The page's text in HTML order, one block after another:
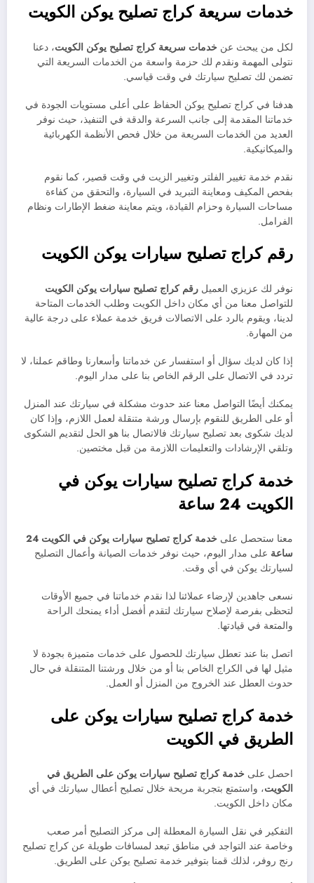
خدمات سريعة كراج تصليح يوكن الكويت
لكل من يبحث عن خدمات سريعة كراج تصليح يوكن الكويت، دعنا
نتولى المهمة ونقدم لك حزمة واسعة من الخدمات السريعة التي
تضمن لك تصليح سيارتك في وقت قياسي.
هدفنا في كراج تصليح يوكن الحفاظ على أعلى مستويات الجودة في
خدماتنا المقدمة إلى جانب السرعة والدقة في التنفيذ، حيث نوفر
العديد من الخدمات السريعة من خلال فحص الأنظمة الكهربائية
والميكانيكية.
نقدم خدمة تغيير الفلتر وتغيير الزيت في وقت قصير، كما نقوم
بفحص المكيف ومعاينة التبريد في السيارة، والتحقق من كفاءة
مساحات السيارة وحزام القيادة، ويتم معاينة ضغط الإطارات ونظام
الفرامل.
رقم كراج تصليح سيارات يوكن الكويت
نوفر لك عزيزي العميل رقم كراج تصليح سيارات يوكن الكويت
للتواصل معنا من أي مكان داخل الكويت وطلب الخدمات المتاحة
لدينا، ويقوم بالرد على الاتصالات فريق خدمة عملاء على درجة عالية
من المهارة.
إذا كان لديك سؤال أو استفسار عن خدماتنا وأسعارنا وطاقم عملنا، لا
تردد في الاتصال على الرقم الخاص بنا على مدار اليوم.
يمكنك أيضًا التواصل معنا عند حدوث مشكلة في سيارتك عند المنزل
أو على الطريق للنقوم بإرسال ورشة متنقلة لعمل اللازم، وإذا كان
لديك شكوى بعد تصليح سيارتك فالاتصال بنا هو الحل لتقديم الشكوى
وتلقي الإرشادات والتعليمات اللازمة من قبل مختصين.
خدمة كراج تصليح سيارات يوكن في
الكويت 24 ساعة
معنا ستحصل على خدمةكراج تصليح سيارات
يوكن في الكويت 24
ساعة على مدار اليوم، حيث نوفر خدمات الصيانة وأعمال التصليح
لسيارتك يوكن في أي وقت.
نسعى جاهدين لإرضاء عملائنا لذا نقدم خدماتنا في جميع الأوقات
لتحظى بفرصة لإصلاح سيارتك لتقدم أفضل أداء يمنحك الراحة
والمتعة في قيادتها.
اتصل بنا عند تعطل سيارتك للحصول على خدمات متميزة بجودة لا
مثيل لها في الكراج الخاص بنا أو من خلال ورشتنا المتنقلة في حال
حدوث العطل عند الخروج من المنزل أو العمل.
خدمة كراج تصليح سيارات يوكن على
الطريق في الكويت
احصل على خدمة كراج تصليح سيارات يوكن على الطريق في
الكويت، واستمتع بتجربة مريحة خلال تصليح أعطال سيارتك في أي
مكان داخل الكويت.
التفكير في نقل السيارة المعطلة إلى مركز التصليح أمر صعب
وخاصة عند التواجد في مناطق تبعد لمسافات طويلة عن كراج تصليح
رنج روفر، لذلك قمنا بتوفير خدمة تصليح يوكن على الطريق.